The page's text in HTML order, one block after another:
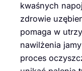
kwaśnych
zdrowie
pomaga w
nawilżenia
proces